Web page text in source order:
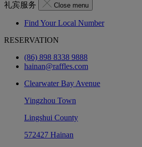
礼宾服务 Close menu
Find Your Local Number
RESERVATION
(86) 898 8338 9888
hainan@raffles.com
Clearwater Bay Avenue
Yingzhou Town
Lingshui County
572427 Hainan